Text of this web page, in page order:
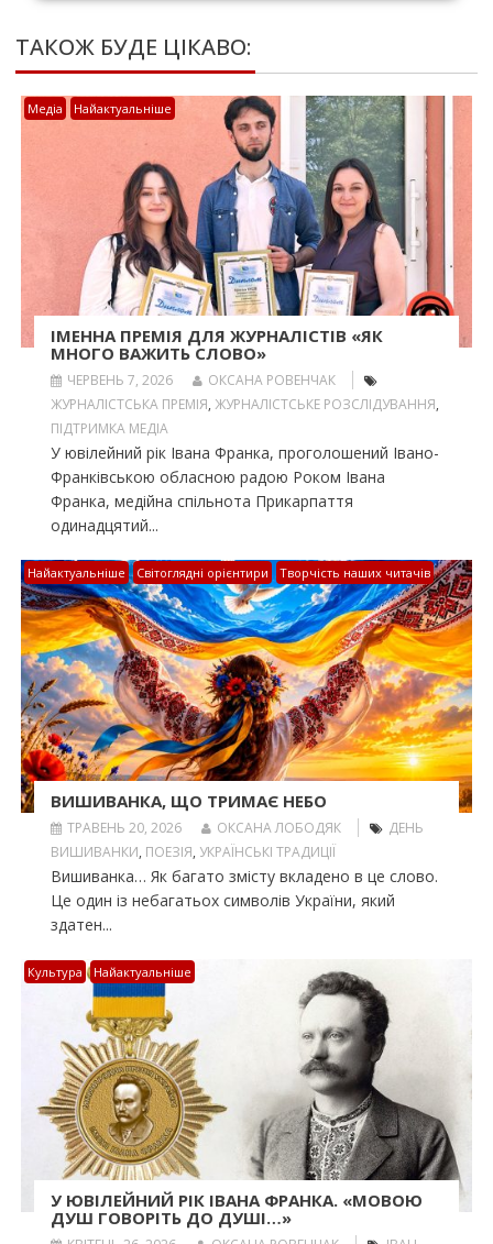
ТАКОЖ БУДЕ ЦІКАВО:
Медіа Найактуальніше
ІМЕННА ПРЕМІЯ ДЛЯ ЖУРНАЛІСТІВ «ЯК
МНОГО ВАЖИТЬ СЛОВО»
ЧЕРВЕНЬ 7, 2026
ОКСАНА РОВЕНЧАК
ЖУРНАЛІСТСЬКА ПРЕМІЯ, ЖУРНАЛІСТСЬКЕ РОЗСЛІДУВАННЯ,
ПІДТРИМКА МЕДІА
У ювілейний рік Івана Франка, проголошений Івано-
Франківською обласною радою Роком Івана
Франка, медійна спільнота Прикарпаття
одинадцятий...
Найактуальніше Світоглядні орієнтири Творчість наших читачів
ВИШИВАНКА, ЩО ТРИМАЄ НЕБО
ТРАВЕНЬ 20, 2026 ОКСАНА ЛОБОДЯК
ДЕНЬ
ВИШИВАНКИ, ПОЕЗІЯ, УКРАЇНСЬКІ ТРАДИЦІЇ
Вишиванка… Як багато змісту вкладено в це слово.
Це один із небагатьох символів України, який
здатен...
Культура Найактуальніше
У ЮВІЛЕЙНИЙ РІК ІВАНА ФРАНКА. «МОВОЮ
ДУШ ГОВОРІТЬ ДО ДУШІ…»